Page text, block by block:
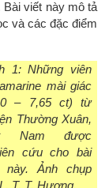
viết này mô tả
và các đặc điểm
1: Những viên
mài giác
– 7,65 ct) từ
Thường Xuân,
Nam được
cứu cho bài
này. Ảnh chụp